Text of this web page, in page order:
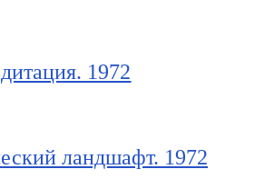
1972
ландшафт. 1972